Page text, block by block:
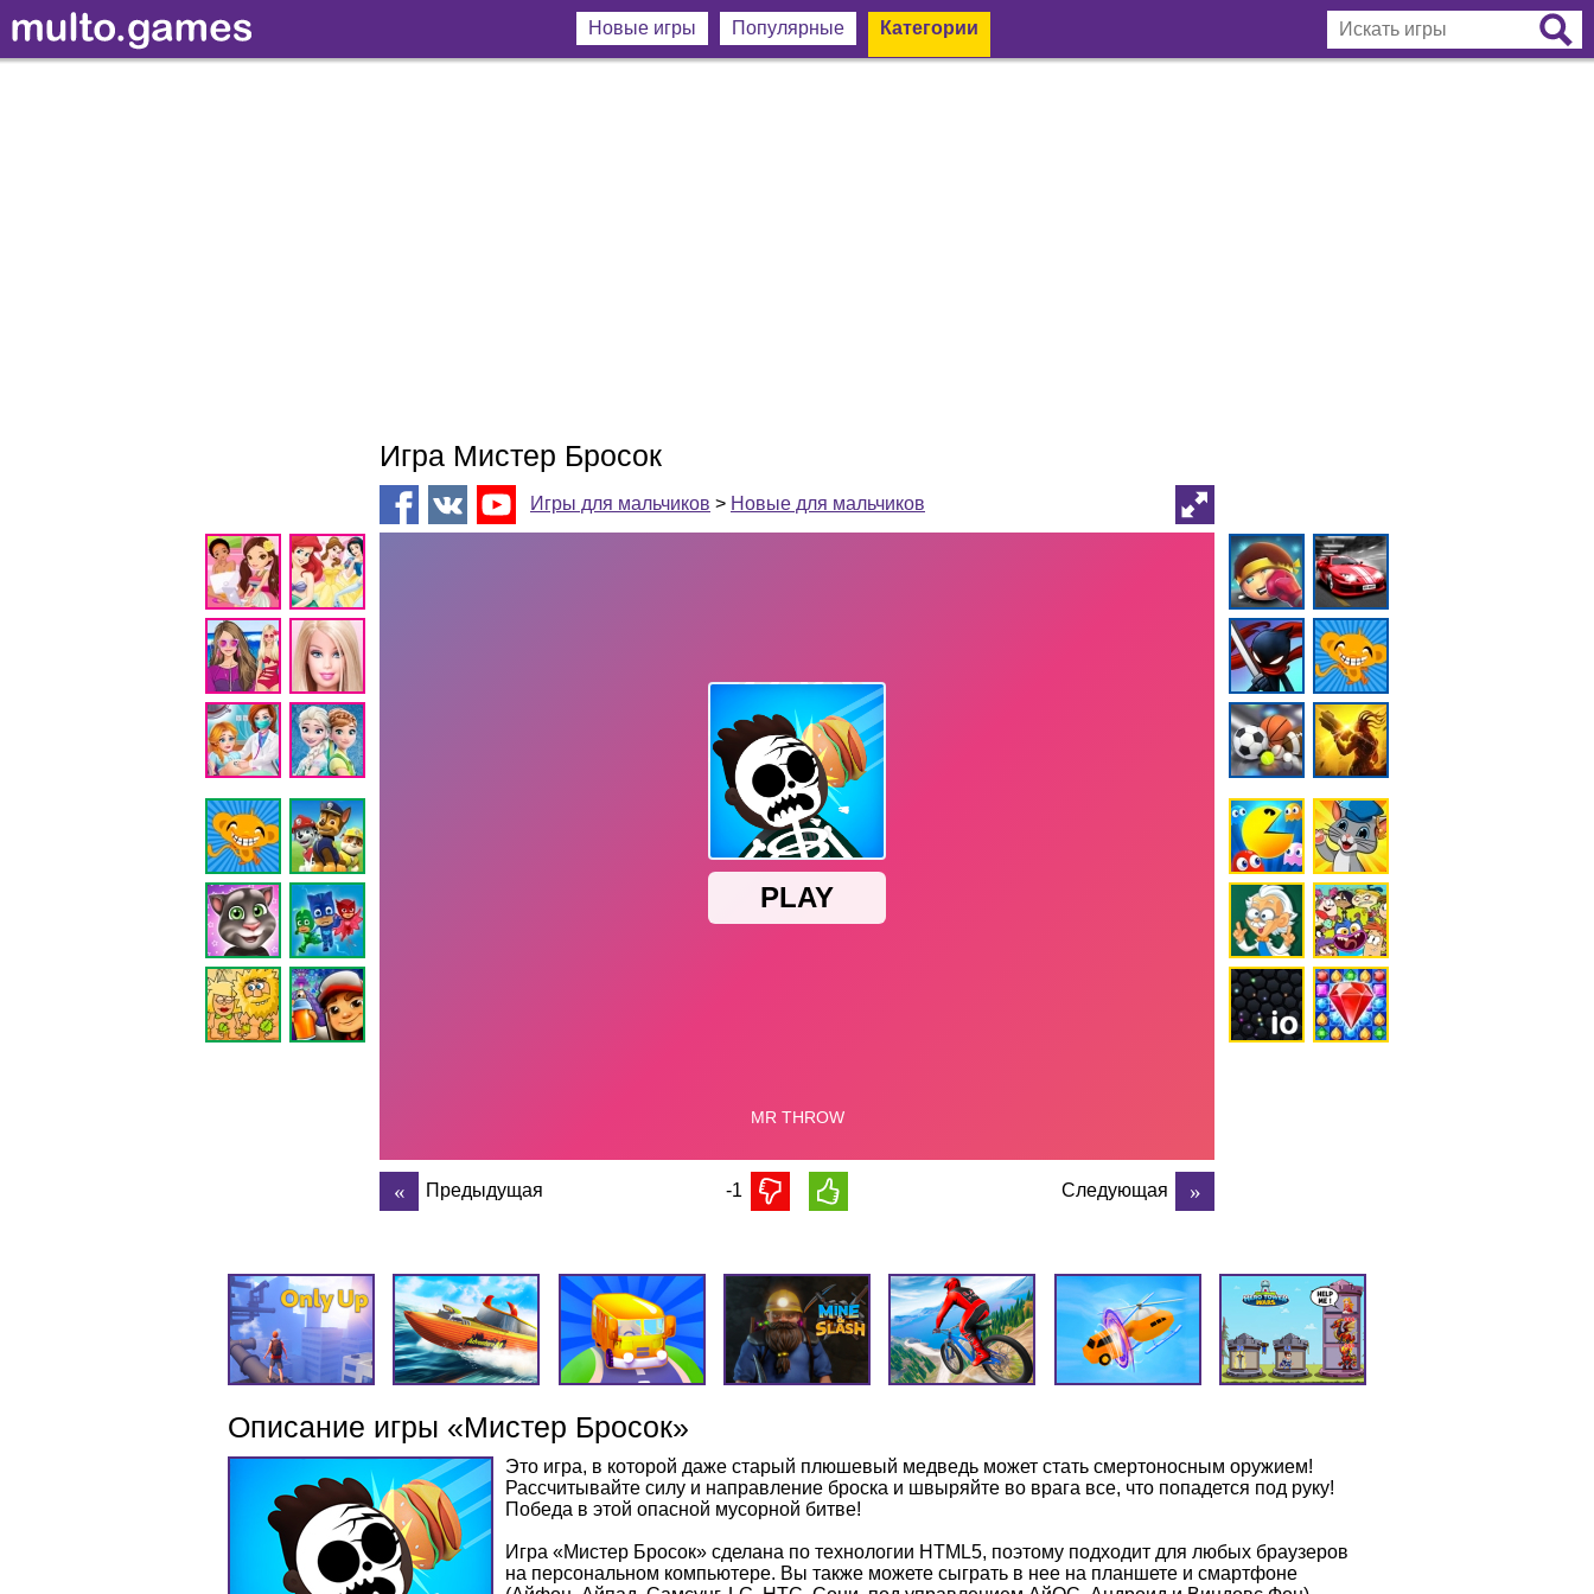
Новые игры Популярные Категории
Игра Мистер Бросок
Игры для мальчиков > Новые для мальчиков
Предыдущая -1 Следующая
Описание игры «Мистер Бросок»
Это игра, в которой даже старый плюшевый медведь может стать смертоносным оружием!
Рассчитывайте силу и направление броска и швыряйте во врага все, что попадется под руку!
Победа в этой опасной мусорной битве!
Игра «Мистер Бросок» сделана по технологии HTML5, поэтому подходит для любых браузеров
на персональном компьютере. Вы также можете сыграть в нее на планшете и смартфоне